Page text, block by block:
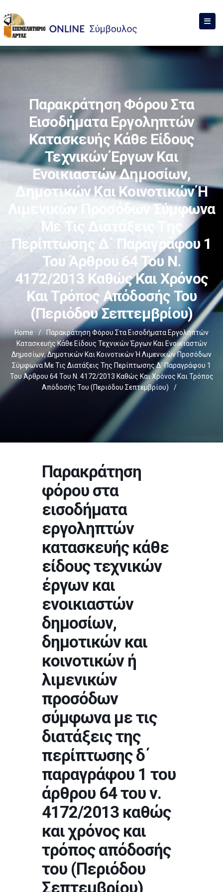
Παρακράτηση Φόρου Στα
Εισοδήματα Εργοληπτών
Κατασκευής Κάθε Είδους
Τεχνικών Έργων Και
Ενοικιαστών Δημοσίων,
Δημοτικών Και Κοινοτικών Ή
Λιμενικών Προσόδων Σύμφωνα
Με Τις Διατάξεις Της
Περίπτωσης Δ΄ Παραγράφου 1
Του Άρθρου 64 Του Ν.
4172/2013 Καθώς Και Χρόνος
Και Τρόπος Απόδοσής Του
(Περιόδου Σεπτεμβρίου)
Home /
Παρακράτηση Φόρου Στα Εισοδήματα Εργοληπτών
Κατασκευής Κάθε Είδους Τεχνικών Έργων Και Ενοικιαστών
Δημοσίων, Δημοτικών Και Κοινοτικών Ή Λιμενικών Προσόδων
Σύμφωνα Με Τις Διατάξεις Της Περίπτωσης Δ΄ Παραγράφου 1
Του Άρθρου 64 Του Ν. 4172/2013 Καθώς Και Χρόνος Και Τρόπος
Απόδοσής Του (Περιόδου Σεπτεμβρίου)
/
Παρακράτηση
φόρου στα
εισοδήματα
εργοληπτών
κατασκευής κάθε
είδους τεχνικών
έργων και
ενοικιαστών
δημοσίων,
δημοτικών και
κοινοτικών ή
λιμενικών
προσόδων
σύμφωνα με τις
διατάξεις της
περίπτωσης δ΄
παραγράφου 1 του
άρθρου 64 του ν.
4172/2013 καθώς
και χρόνος και
τρόπος απόδοσής
του (Περιόδου
Σεπτεμβρίου)